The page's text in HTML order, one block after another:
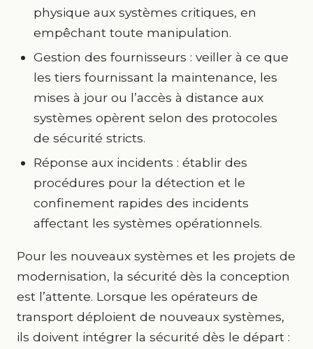
physique aux systèmes critiques, en
empêchant toute manipulation.
Gestion des fournisseurs : veiller à ce que
les tiers fournissant la maintenance, les
mises à jour ou l’accès à distance aux
systèmes opèrent selon des protocoles
de sécurité stricts.
Réponse aux incidents : établir des
procédures pour la détection et le
confinement rapides des incidents
affectant les systèmes opérationnels.
Pour les nouveaux systèmes et les projets de
modernisation, la sécurité dès la conception
est l’attente. Lorsque les opérateurs de
transport déploient de nouveaux systèmes,
ils doivent intégrer la sécurité dès le départ :